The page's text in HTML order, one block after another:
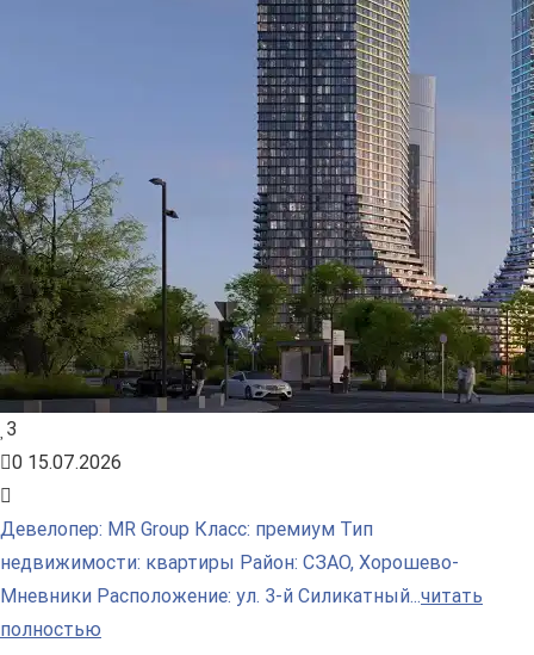
3
0 15.07.2026
Девелопер: MR Group Класс: премиум Тип
недвижимости: квартиры Район: СЗАО, Хорошево-
Мневники Расположение: ул. 3-й Силикатный...читать
полностью